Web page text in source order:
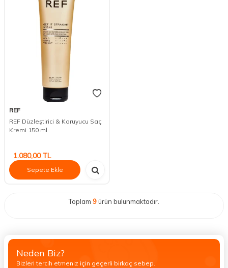
REF
REF Düzleştirici & Koruyucu Saç
Kremi 150 ml
1.080,00TL
Sepete Ekle
Toplam 9ürün bulunmaktadır.
Neden Biz?
Bizleri tercih etmeniz için geçerli birkaç sebep.